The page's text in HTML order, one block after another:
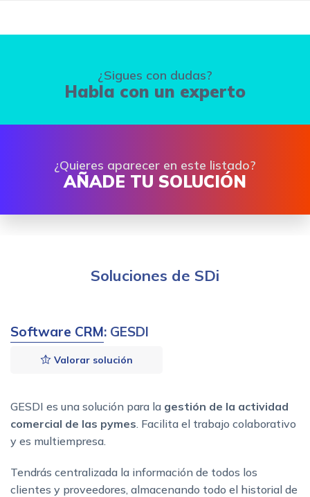
¿Sigues con dudas?
Habla con un experto
¿Quieres aparecer en este listado?
AÑADE TU SOLUCIÓN
Soluciones de SDi
Software CRM: GESDI
Valorar solución
GESDI es una solución para la gestión de la actividad
comercial de las pymes . Facilita el trabajo colaborativo
y es multiempresa.
Tendrás centralizada la información de todos los
clientes y proveedores, almacenando todo el historial de